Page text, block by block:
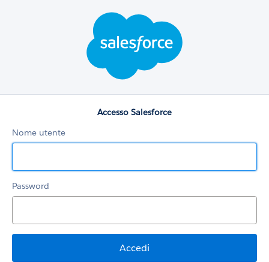
Accesso Salesforce
Nome utente
Password